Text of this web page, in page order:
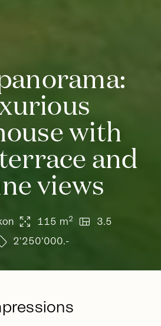
with
and
views
arrows_output 115 m2 view_quilt 3.5
2'250'000.-